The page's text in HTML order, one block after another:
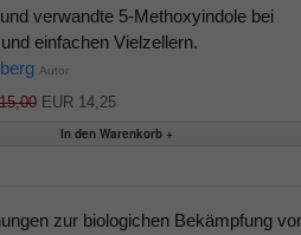
verwandte 5-Methoxyindole bei
einfachen Vielzellern.
Autor
EUR 14,25
zur biologichen Bekämpfung